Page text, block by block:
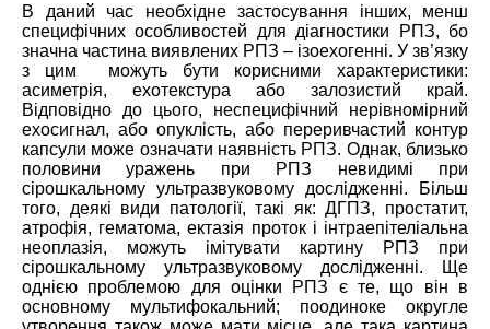
В даний час необхіднезастосування інших, менш
специфічних особливостей для діагностики РПЗ, бо
значна частина виявлених РПЗ – ізоехогенні. У зв’язку
з цим можуть бути корисними характеристики:
асиметрія, ехотекстура або залозистий край.
Відповідно до цього, неспецифічний нерівномірний
ехосигнал, або опуклість, або переривчастий контур
капсули може означати наявність РПЗ. Однак, близько
половини уражень при РПЗ невидимі при
сірошкальному ультразвуковому дослідженні. Більш
того, деякі види патології, такі як: ДГПЗ, простатит,
атрофія, гематома, ектазія проток і інтраепітеліальна
неоплазія, можуть імітувати картину РПЗ при
сірошкальному ультразвуковому дослідженні. Ще
однією проблемою для оцінки РПЗ є те, що він в
основному мультифокальний; поодиноке округле